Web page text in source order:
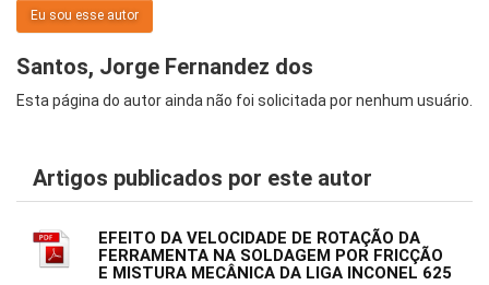
Eu sou esse autor
Santos, Jorge Fernandez dos
Esta página do autor ainda não foi solicitada por nenhum usuário.
Artigos publicados por este autor
EFEITO DA VELOCIDADE DE ROTAÇÃO DA
FERRAMENTA NA SOLDAGEM POR FRICÇÃO
E MISTURA MECÂNICA DA LIGA INCONEL 625